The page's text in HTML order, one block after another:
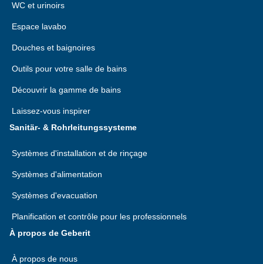
WC et urinoirs
Espace lavabo
Douches et baignoires
Outils pour votre salle de bains
Découvrir la gamme de bains
Laissez-vous inspirer
Sanitär- & Rohrleitungssysteme
Systèmes d'installation et de rinçage
Systèmes d'alimentation
Systèmes d'evacuation
Planification et contrôle pour les professionnels
À propos de Geberit
À propos de nous